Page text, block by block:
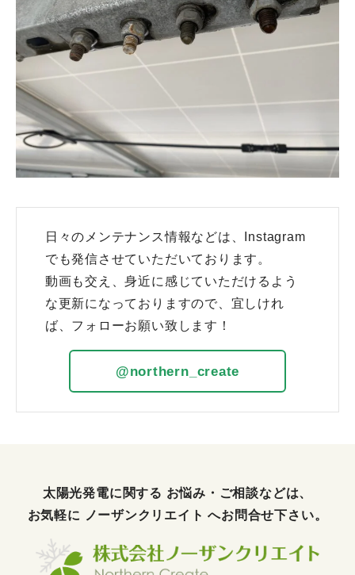
日々のメンテナンス情報などは、Instagram
でも発信させていただいております。
動画も交え、身近に感じていただけるよう
な更新になっておりますので、宜しけれ
ば、フォローお願い致します！
@northern_create
太陽光発電に関する お悩み・ご相談などは、
お気軽に
ノーザンクリエイトへお問合せ下さい。